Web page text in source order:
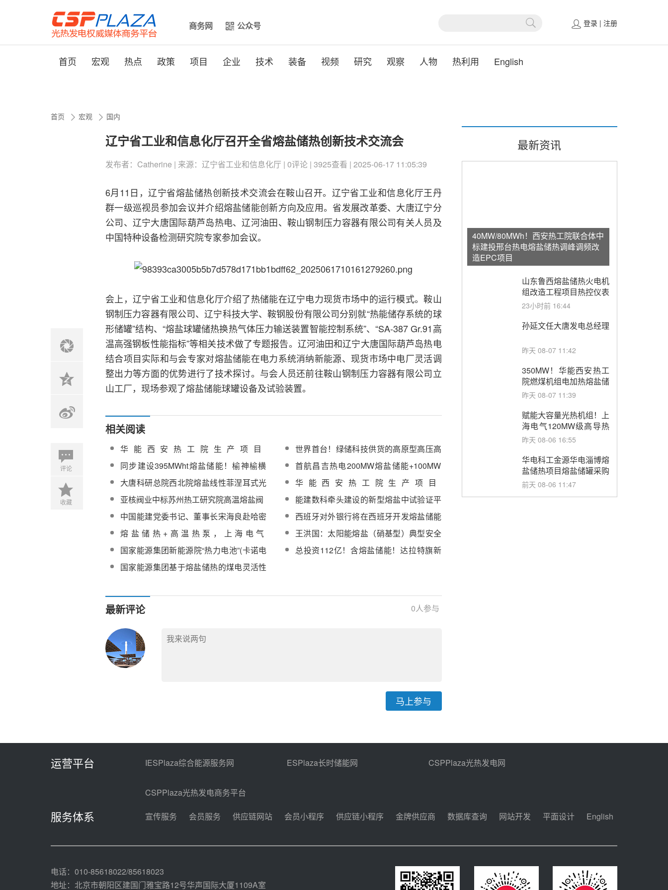
商务网 公众号 登录 | 注册
首页 宏观 热点 政策 项目 企业 技术 装备 视频 研究 观察 人物 热利用 English
首页 宏观 国内
辽宁省工业和信息化厅召开全省熔盐储热创新技术交流会
发布者：Catherine | 来源：辽宁省工业和信息化厅 | 0评论 | 3925查看 | 2025-06-17 11:05:39
6月11日，辽宁省熔盐储热创新技术交流会在鞍山召开。辽宁省工业和信息化厅王丹
群一级巡视员参加会议并介绍熔盐储能创新方向及应用。省发展改革委、大唐辽宁分
公司、辽宁大唐国际葫芦岛热电、辽河油田、鞍山钢制压力容器有限公司有关人员及
中国特种设备检测研究院专家参加会议。
会上，辽宁省工业和信息化厅介绍了热储能在辽宁电力现货市场中的运行模式。鞍山
钢制压力容器有限公司、辽宁科技大学、鞍钢股份有限公司分别就“热能储存系统的球
形储罐”结构、“熔盐球罐储热换热气体压力输送装置智能控制系统”、“SA-387 Gr.91高
温高强钢板性能指标”等相关技术做了专题报告。辽河油田和辽宁大唐国际葫芦岛热电
结合项目实际和与会专家对熔盐储能在电力系统消纳新能源、现货市场中电厂灵活调
整出力等方面的优势进行了技术探讨。与会人员还前往鞍山钢制压力容器有限公司立
山工厂，现场参观了熔盐储能球罐设备及试验装置。
评论
收藏
相关阅读
华能西安热工院生产项目
500MW/2000MWh熔盐储能中心项目除氧
器中标候选人公示
世界首台！绿储科技供货的高原型高压高
温熔盐电加热器满负荷运行！
同步建设395MWht熔盐储能！榆神榆横
2×350MW热电联产项目2号机组顺利完成
168小时满负荷试运行
首航昌吉热电200MW熔盐储能+100MW
电化学储能项目双背压汽轮机设备采购
大唐科研总院西北院熔盐线性菲涅耳式光
热聚光集热系统动态光热过程仿真与测试
研究服务采购
华能西安热工院生产项目
500MW/2000MWh熔盐储能中心项目除氧
器中标结果公示
亚核阀业中标苏州热工研究院高温熔盐阀
能建数科牵头建设的新型熔盐中试验证平
台入选国务院国资委重要名录！
中国能建党委书记、董事长宋海良赴哈密
50MW熔盐塔式光热发电站调研
西班牙对外银行将在西班牙开发熔盐储能
项目
熔盐储热+高温热泵，上海电气
1.1MW/10.8MWh多元热储绿色蒸汽系统
投入商运
王洪国：太阳能熔盐（硝基型）典型安全
性问题研究与分析
国家能源集团新能源院“热力电池”(卡诺电
池)、熔盐储热项目设计咨询研究服务招标
总投资112亿！含熔盐储能！达拉特旗新
国家能源集团基于熔盐储热的煤电灵活性
最新评论 0人参与
马上参与
最新资讯
40MW/80MWh！西安热工院联合体中
标建投邢台热电熔盐储热调峰调频改
造EPC项目
山东鲁西熔盐储热火电机
组改造工程项目热控仪表
成套设备采购
23小时前 16:44
孙延文任大唐发电总经理
昨天 08-07 11:42
350MW！华能西安热工
院燃煤机组电加热熔盐储
能提升机组灵活性改造项
务采购
昨天 08-07 11:39
赋能大容量光热机组！上
海电气120MW级高导热
空冷发电机通过型式试验
昨天 08-06 16:55
华电科工金源华电淄博熔
盐储热项目熔盐储罐采购
前天 08-06 11:47
中能建华中试研院中标重
化：光热规模化助力构建
绿色低碳电力供给格局
08-05 09:11
运营平台 IESPlaza综合能源服务网 ESPlaza长时储能网 CSPPlaza光热发电网
CSPPlaza光热发电商务平台
服务体系 宣传服务 会员服务 供应链网站 会员小程序 供应链小程序 金牌供应商 数据库查询 网站开发 平面设计 English
电话：010-85618022/85618023
地址：北京市朝阳区建国门雅宝路12号华声国际大厦1109A室